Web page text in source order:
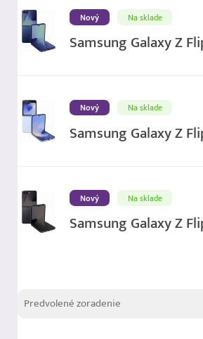
Nový Na sklade
Samsung Galaxy Z
Nový Na sklade
Samsung Galaxy Z
Nový Na sklade
Samsung Galaxy Z
Zoradenie produktov
Sort content
Sort content